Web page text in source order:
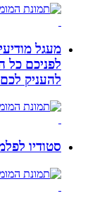
מעגל מודיעין-ג
לפניכם כל
להעניק לכם
סטודיו לפלמנקו